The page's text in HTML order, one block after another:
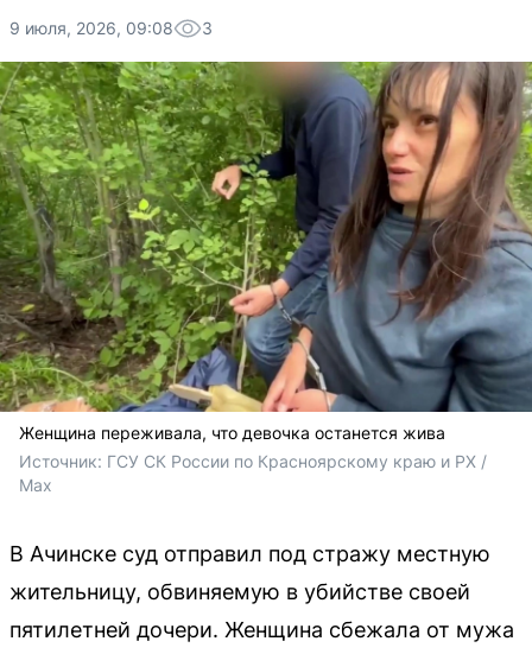
9 июля, 2026, 09:08 3
Женщина переживала, что девочка останется жива
Источник: ГСУ СК России по Красноярскому краю и РХ /
Max
В Ачинске суд отправил под стражу местную
жительницу, обвиняемую в убийстве своей
пятилетней дочери. Женщина сбежала от мужа